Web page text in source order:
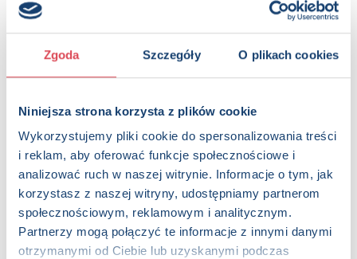
Zgoda Szczegóły O plikach cookies
Niniejsza strona korzysta z plików cookie
Wykorzystujemy pliki cookie do spersonalizowania treści
i reklam, aby oferować funkcje społecznościowe i
analizować ruch w naszej witrynie. Informacje o tym, jak
korzystasz z naszej witryny, udostępniamy partnerom
społecznościowym, reklamowym i analitycznym.
Partnerzy mogą połączyć te informacje z innymi danymi
otrzymanymi od Ciebie lub uzyskanymi podczas
Wesołe Święta pieska
3+, Dzieci (0-12)